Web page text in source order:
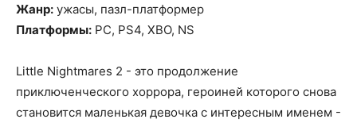
Жанр: ужасы, пазл-платформер
Платформы: PC, PS4, XBO, NS
Little Nightmares 2 - это продолжение
приключенческого хоррора, героиней которого снова
становится маленькая девочка с интересным именем -